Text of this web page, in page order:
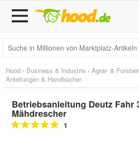
Hood › Business & Industrie › Agrar- &
Anleitungen & Handbücher
Betriebsanleitung Deutz Fahr
Mähdrescher
1